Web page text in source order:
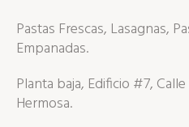
Pastas Frescas, Lasagnas,
Empanadas.
Planta baja, Edificio #7,
Hermosa.